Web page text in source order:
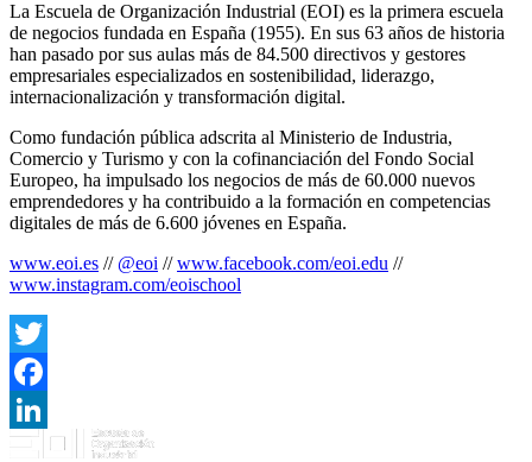
La Escuela de Organización Industrial (EOI) es la primera escuela
de negocios fundada en España (1955). En sus 63 años de historia
han pasado por sus aulas más de 84.500 directivos y gestores
empresariales especializados en sostenibilidad, liderazgo,
internacionalización y transformación digital.
Como fundación pública adscrita al Ministerio de Industria,
Comercio y Turismo y con la cofinanciación del Fondo Social
Europeo, ha impulsado los negocios de más de 60.000 nuevos
emprendedores y ha contribuido a la formación en competencias
digitales de más de 6.600 jóvenes en España.
www.eoi.es // @eoi //www.facebook.com/eoi.edu //
www.instagram.com/eoischool
Twitter
Facebook
LinkedIn